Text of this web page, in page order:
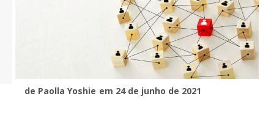
de Paolla Yoshie em 24 de junho de 2021